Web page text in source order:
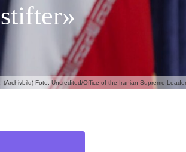
Foto: Uncredited/Office of the Iranian Supreme